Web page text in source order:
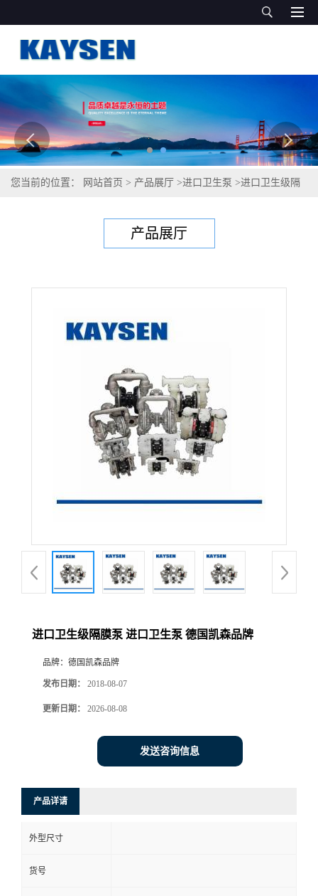
您当前的位置： 网站首页 > 产品展厅 >进口卫生泵 >进口卫生级隔
产品展厅
进口卫生级隔膜泵 进口卫生泵 德国凯森品牌
品牌： 德国凯森品牌
发布日期： 2018-08-07
更新日期： 2026-08-08
发送咨询信息
产品详请
外型尺寸
货号